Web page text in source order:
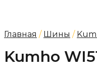
Главная / Шины /
Kumho